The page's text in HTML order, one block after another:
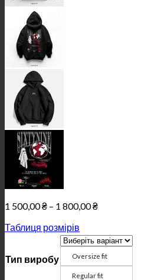
1 500,00₴ – 1 800,00₴Price
500,00 ₴
through
1
800,00 ₴
Таблиця розмірів
Тип виробу Oversize fit
Regular fit